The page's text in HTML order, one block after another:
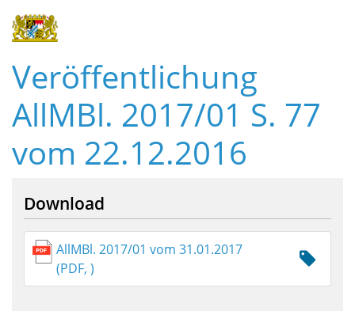
Veröffentlichung
AllMBl. 2017/01 S. 77
vom 22.12.2016
Download
AllMBl. 2017/01 vom 31.01.2017
(PDF, )